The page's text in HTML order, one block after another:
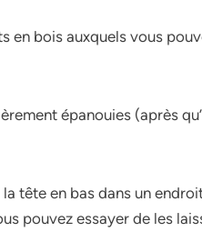
en bois auxquels vous
épanouies (après
tête en bas dans un
pouvez essayer de les